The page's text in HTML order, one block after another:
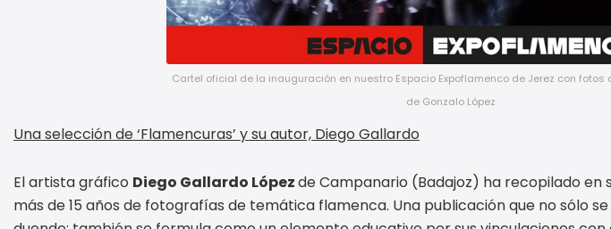
Cartel oficial de la inauguración en nuestro Espacio Expoflamenco de Jerez con fotos
de Gonzalo López
Una selección de ‘Flamencuras’ y su autor, Diego Gallardo
El artista gráfico Diego Gallardo Lópezde Campanario (Badajoz) ha recopilado en
más de 15 años de fotografías de temática flamenca. Una publicación que no sólo